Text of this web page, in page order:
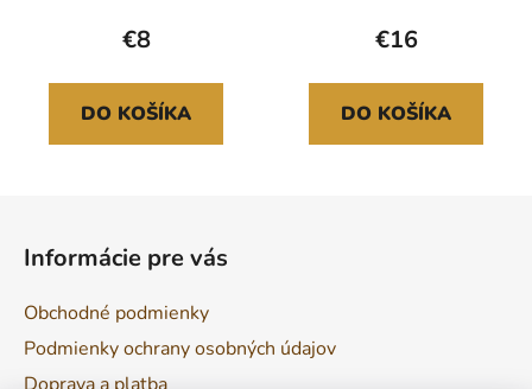
€8
DO KOŠÍKA
€16
DO KOŠÍKA
Informácie pre vás
Obchodné podmienky
Podmienky ochrany osobných údajov